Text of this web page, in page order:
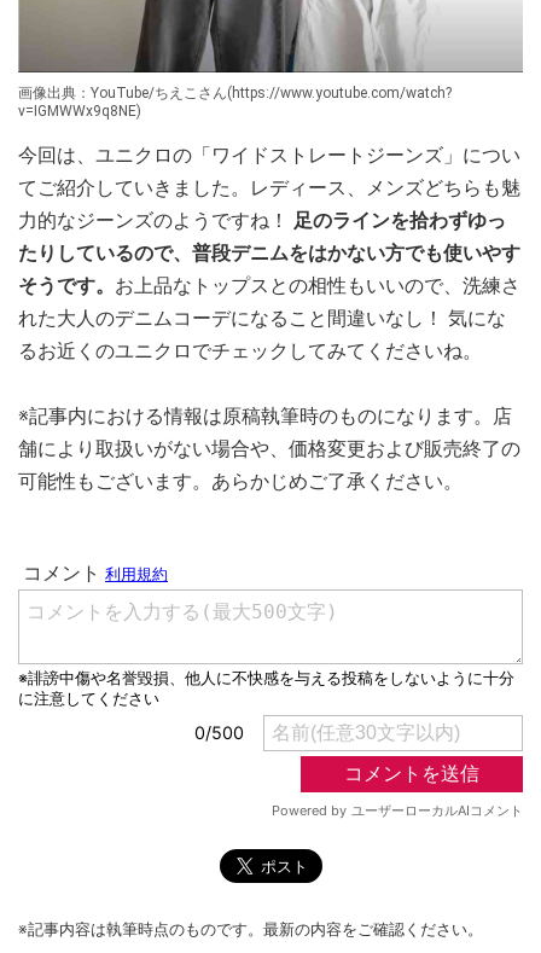
画像出典：YouTube/ちえこさん(https://www.youtube.com/watch?
v=IGMWWx9q8NE)
今回は、ユニクロの「ワイドストレートジーンズ」につい
てご紹介していきました。レディース、メンズどちらも魅
力的なジーンズのようですね！
足のラインを拾わずゆっ
たりしているので、普段デニムをはかない方でも使いやす
そうです。 お上品なトップスとの相性もいいので、洗練さ
れた大人のデニムコーデになること間違いなし！ 気にな
るお近くのユニクロでチェックしてみてくださいね。
※記事内における情報は原稿執筆時のものになります。店
舗により取扱いがない場合や、価格変更および販売終了の
可能性もございます。あらかじめご了承ください。
※記事内容は執筆時点のものです。最新の内容をご確認ください。